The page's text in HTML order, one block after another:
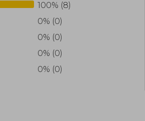
100% (8)
0% (0)
0% (0)
0% (0)
0% (0)